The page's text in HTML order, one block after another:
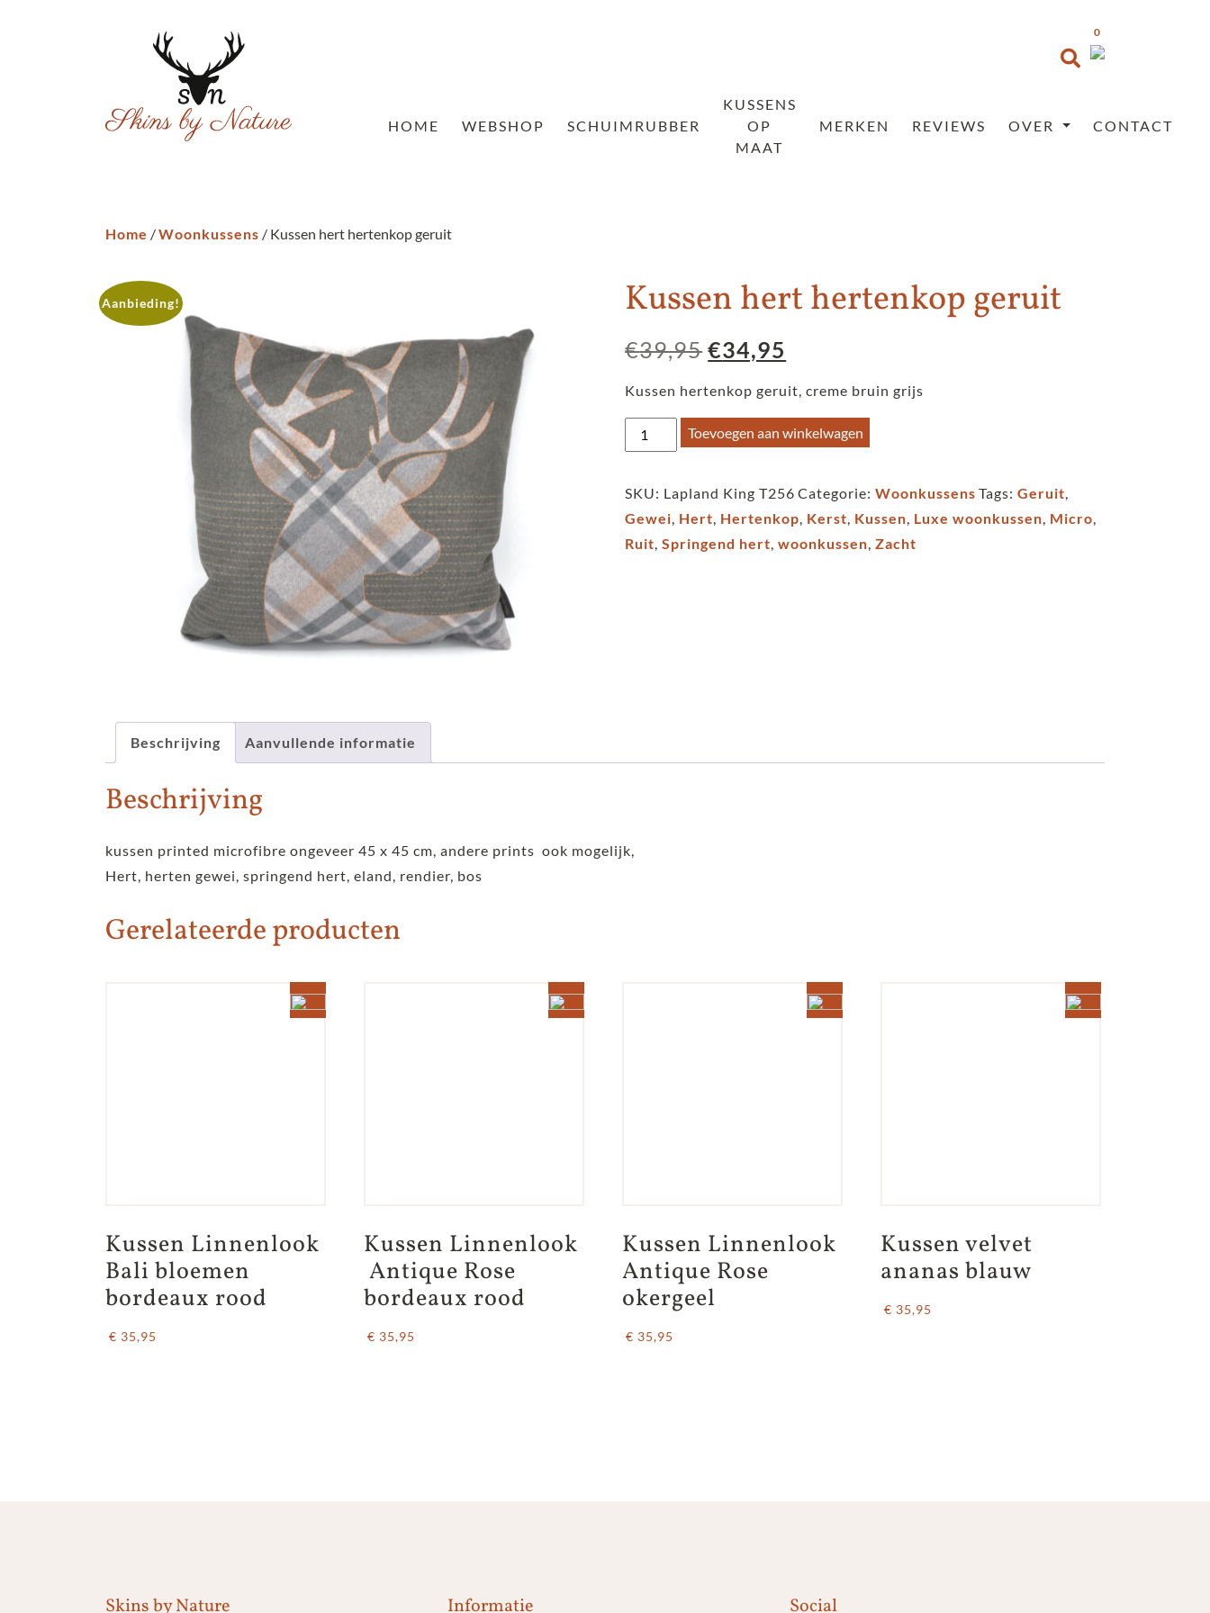
0
HOME WEBSHOP SCHUIMRUBBER
KUSSENS
OP
MAAT
MERKEN REVIEWS OVER CONTACT
Home /Woonkussens / Kussen hert hertenkop geruit
Aanbieding! Kussen hert hertenkop geruit
€39,95Oorspronkelijke
was:
€39,95.
€34,95
is:
€34,95.
Kussen hertenkop geruit, creme bruin grijs
Kussen
hert
geruit
aantal
Toevoegen aan winkelwagen
SKU: Lapland King T256 Categorie:Woonkussens Tags:Geruit,
Gewei, Hert, Hertenkop, Kerst, Kussen, Luxe woonkussen, Micro,
Ruit,Springend hert,woonkussen,Zacht
Beschrijving Aanvullende informatie
Beschrijving
kussen printed microfibre ongeveer 45 x 45 cm, andere prints ook mogelijk,
Hert, herten gewei, springend hert, eland, rendier, bos
Gerelateerde producten
Kussen Linnenlook
Bali bloemen
bordeaux rood
€ 35,95
Kussen Linnenlook
Antique Rose
bordeaux rood
€ 35,95
Kussen Linnenlook
Antique Rose
okergeel
€ 35,95
Kussen velvet
ananas blauw
€ 35,95
Skins by Nature Informatie Social